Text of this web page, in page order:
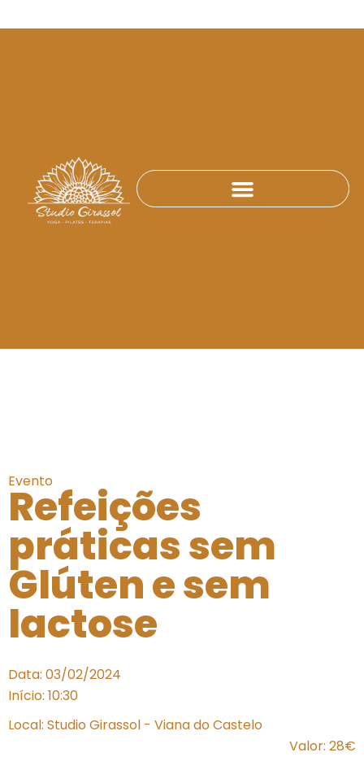
Evento
Refeições
práticas sem
Glúten e sem
lactose
Data: 03/02/2024
Início: 10:30
Local: Studio Girassol - Viana do Castelo
Valor: 28€